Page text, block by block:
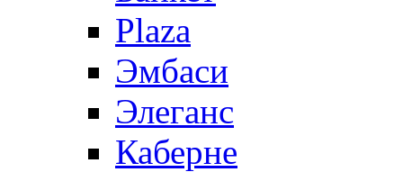
Plaza
Эмбаси
Элеганс
Каберне